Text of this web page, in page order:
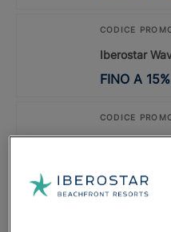
CODICE
Iberostar
FINO A 15%
CODICE
Iberostar